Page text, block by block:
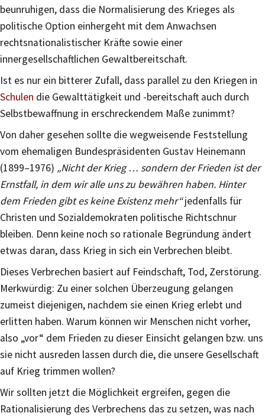
beunruhigen, dass die Normalisierung des Krieges als
politische Option einhergeht mit dem Anwachsen
rechtsnationalistischer Kräfte sowie einer
innergesellschaftlichen Gewaltbereitschaft.
Ist es nur ein bitterer Zufall, dass parallel zu den Kriegen in
Schulen die Gewalttätigkeit und -bereitschaft auch durch
Selbstbewaffnung in erschreckendem Maße zunimmt?
Von daher gesehen sollte die wegweisende Feststellung
vom ehemaligen Bundespräsidenten Gustav Heinemann
(1899–1976) „Nicht der Krieg … sondern der Frieden ist der
Ernstfall, in dem wir alle uns zu bewähren haben. Hinter
dem Frieden gibt es keine Existenz mehr“jedenfalls für
Christen und Sozialdemokraten politische Richtschnur
bleiben. Denn keine noch so rationale Begründung ändert
etwas daran, dass Krieg in sich ein Verbrechen bleibt.
Dieses Verbrechen basiert auf Feindschaft, Tod, Zerstörung.
Merkwürdig: Zu einer solchen Überzeugung gelangen
zumeist diejenigen, nachdem sie einen Krieg erlebt und
erlitten haben. Warum können wir Menschen nicht vorher,
also „vor“ dem Frieden zu dieser Einsicht gelangen bzw. uns
sie nicht ausreden lassen durch die, die unsere Gesellschaft
auf Krieg trimmen wollen?
Wir sollten jetzt die Möglichkeit ergreifen, gegen die
Rationalisierung des Verbrechens das zu setzen, was nach